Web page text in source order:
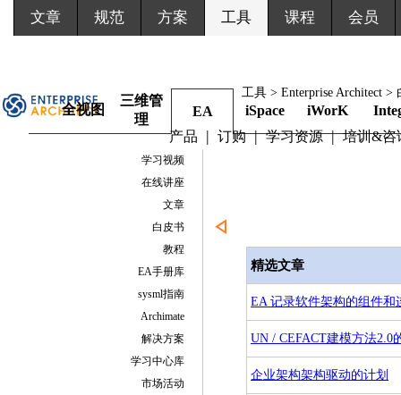
文章 规范 方案 工具 课程 会员
全视图
三维管
理
EA iSpace iWorK
产品
| 订购 | 学习资源 | 培训&
学习视频
在线讲座
文章
白皮书
教程
EA手册库
sysml指南
Archimate
解决方案
学习中心库
市场活动
工具 > Enterprise Architect >
精选文章
EA 记录软件架构的组件和
UN / CEFACT建模方法2.0
企业架构架构驱动的计划